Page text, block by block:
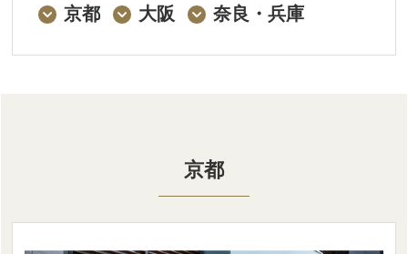
関西
沖縄・北海道・中日本ほかその他のエリ
京都 大阪 奈良・兵庫
京都